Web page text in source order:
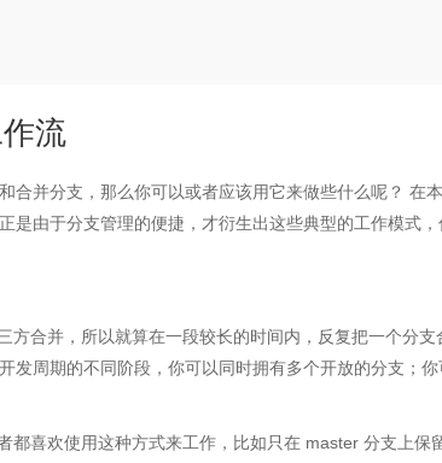
流
合并分支，那么你可以或者应该用它来做些什么呢？ 在
是由于分支管理的便捷，才衍生出这些典型的工作模式
方合并，所以就算在一段较长的时间内，反复把一个分
发周期的不同阶段，你可以同时拥有多个开放的分支；
都喜欢使用这种方式来工作，比如只在 master 分支上